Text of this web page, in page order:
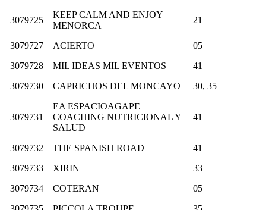
3079725
KEEP CALM AND ENJOY
MENORCA
21
3079727 ACIERTO
05
3079728
MIL IDEAS MIL EVENTOS
41
3079730
CAPRICHOS DEL MONCAYO 30, 35
3079731
EA ESPACIOAGAPE
COACHING NUTRICIONAL Y
SALUD
41
3079732 THE SPANISH ROAD
41
3079733
XIRIN
33
3079734
COTERAN
05